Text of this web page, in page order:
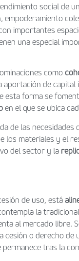
social de
empoderamiento
importantes
una especial
como
aportación de
esta forma se
en el que se ubica
de las
los materiales y el
del sector y la
de uso, está
la
al mercado libre.
cesión o derecho de
tras la